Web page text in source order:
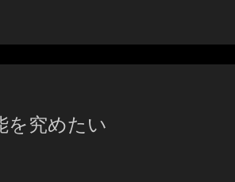
を究めたい